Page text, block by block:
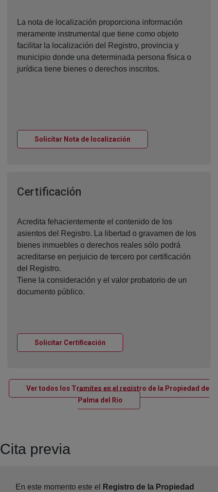
La nota de localización proporciona información
meramente instrumental que tiene como objeto
facilitar la localización del Registro, provincia y
municipio donde una determinada persona física o
jurídica tiene bienes o derechos inscritos.
Solicitar Nota de localización
Certificación
Acredita fehacientemente el contenido de los
asientos del Registro. La libertad o gravamen de los
bienes inmuebles o derechos reales sólo podrá
acreditarse en perjuicio de tercero por certificación
del Registro.
Tiene la consideración y el valor probatorio de un
documento público.
Solicitar Certificación
Ver todos los Tramites en el registro de la Propiedad de
Palma del Río Ventana nueva
Cita previa
En este momento este el
Registro de la Propiedad